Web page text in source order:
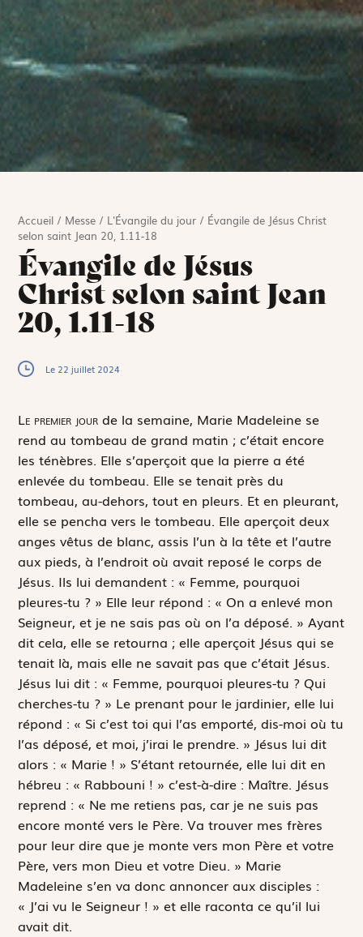
Accueil / Messe / L'Évangile du jour / Évangile de Jésus Christ
selon saint Jean 20, 1.11-18
Évangile de Jésus
Christ selon saint Jean
20, 1.11-18
Le 22 juillet 2024
Le premier jour de la semaine, Marie Madeleine se
rend au tombeau de grand matin ; c’était encore
les ténèbres. Elle s’aperçoit que la pierre a été
enlevée du tombeau. Elle se tenait près du
tombeau, au-dehors, tout en pleurs. Et en pleurant,
elle se pencha vers le tombeau. Elle aperçoit deux
anges vêtus de blanc, assis l’un à la tête et l’autre
aux pieds, à l’endroit où avait reposé le corps de
Jésus. Ils lui demandent : « Femme, pourquoi
pleures-tu ? » Elle leur répond : « On a enlevé mon
Seigneur, et je ne sais pas où on l’a déposé. » Ayant
dit cela, elle se retourna ; elle aperçoit Jésus qui se
tenait là, mais elle ne savait pas que c’était Jésus.
Jésus lui dit : « Femme, pourquoi pleures-tu ? Qui
cherches-tu ? » Le prenant pour le jardinier, elle lui
répond : « Si c’est toi qui l’as emporté, dis-moi où tu
l’as déposé, et moi, j’irai le prendre. » Jésus lui dit
alors : « Marie ! » S’étant retournée, elle lui dit en
hébreu : « Rabbouni ! » c’est-à-dire : Maître. Jésus
reprend : « Ne me retiens pas, car je ne suis pas
encore monté vers le Père. Va trouver mes frères
pour leur dire que je monte vers mon Père et votre
Père, vers mon Dieu et votre Dieu. » Marie
Madeleine s’en va donc annoncer aux disciples :
« J’ai vu le Seigneur ! » et elle raconta ce qu’il lui
avait dit.